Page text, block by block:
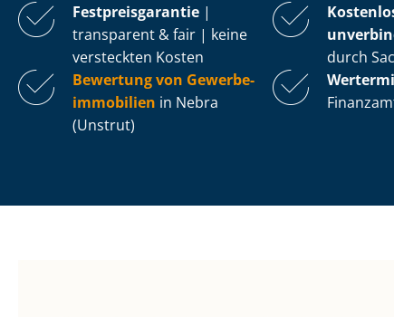
Fest­preis­ga­ran­tie |
transparent & fair | keine
versteckten Kosten
durch
Bewertung von Ge­wer­be­
im­mo­bi­li­en in Nebra
(Unstrut)